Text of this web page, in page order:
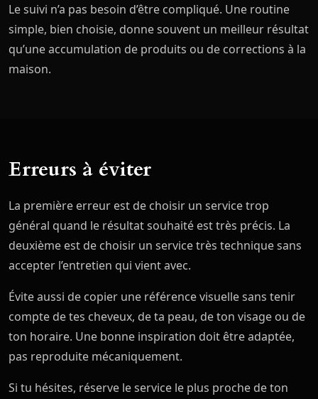
Le suivi n’a pas besoin d’être compliqué. Une routine
simple, bien choisie, donne souvent un meilleur résultat
qu’une accumulation de produits ou de corrections à la
maison.
Erreurs à éviter
La première erreur est de choisir un service trop
général quand le résultat souhaité est très précis. La
deuxième est de choisir un service très technique sans
accepter l’entretien qui vient avec.
Évite aussi de copier une référence visuelle sans tenir
compte de tes cheveux, de ta peau, de ton visage ou de
ton horaire. Une bonne inspiration doit être adaptée,
pas reproduite mécaniquement.
Si tu hésites, réserve le service le plus proche de ton